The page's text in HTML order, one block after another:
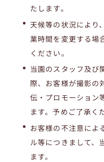
たします。
天候等の状況により
業時間を変更する場
ください。
当園のスタッフ及び
際、お客様が撮影の
伝・プロモーション
ます。予めご了承く
お客様の不注意によ
ル等につきまして、
ます。